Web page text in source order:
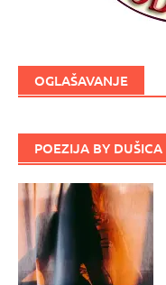
OGLAŠAVANJE
POEZIJA BY DUŠICA